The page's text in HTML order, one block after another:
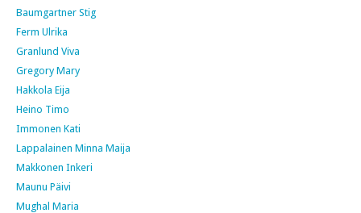
Baumgartner Stig
Ferm Ulrika
Granlund Viva
Gregory Mary
Hakkola Eija
Heino Timo
Immonen Kati
Lappalainen Minna Maija
Makkonen Inkeri
Maunu Päivi
Mughal Maria